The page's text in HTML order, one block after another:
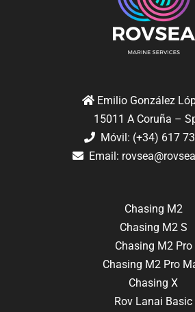
Emilio González
15011 A Coruña –
Móvil: (+34) 617
Email:
Chasing M2
Chasing M2 S
Chasing M2 Pro
Chasing M2 Pro
Chasing X
Rov Lanai Basic